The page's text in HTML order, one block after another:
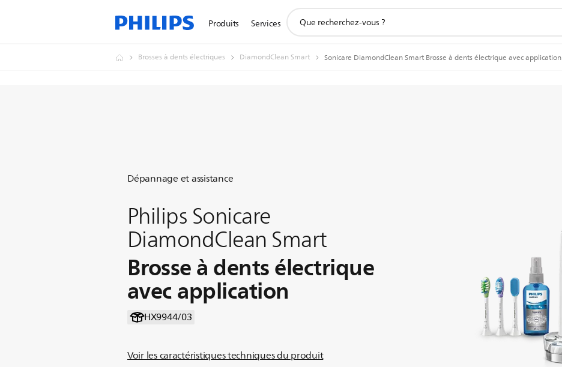
Produits Services
de
Brosses à dents électriques DiamondClean Smart Sonicare DiamondClean Smart Brosse à dents électrique avec application
Dépannage et assistance
Philips Sonicare
DiamondClean Smart
Brosse à dents électrique
avec application
HX9944/03
Voir les caractéristiques techniques du produit